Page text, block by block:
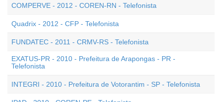
COMPERVE - 2012 - COREN-RN - Telefonista
Quadrix - 2012 - CFP - Telefonista
FUNDATEC - 2011 - CRMV-RS - Telefonista
EXATUS-PR - 2010 - Prefeitura de Arapongas - PR -
Telefonista
INTEGRI - 2010 - Prefeitura de Votorantim - SP - Telefonista